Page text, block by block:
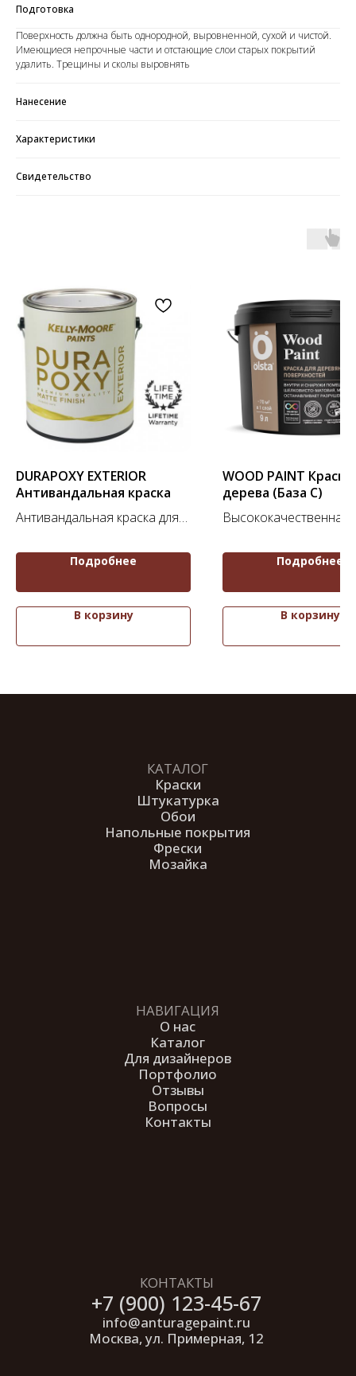
Подготовка
Поверхность должна быть однородной, выровненной, сухой и чистой.
Имеющиеся непрочные части и отстающие слои старых покрытий
удалить. Трещины и сколы выровнять
Нанесение
Характеристики
Свидетельство
DURAPOXY EXTERIOR
Антивандальная краска
Антивандальная краска для
Подробнее
В корзину
WOOD PAINT
дерева (База С)
Высококачественная
окрашивания
снаружи помещений
Подробнее
В корзину
Мозайка
НАВИГАЦИЯ
О нас
Каталог
Для дизайнеров
Вопросы
Контакты
КОНТАКТЫ
+7 (900) 123-45-67
info@anturagepaint.ru
© 2026 Студия декоративных
покрытий «Антураж». Все права
защищены.